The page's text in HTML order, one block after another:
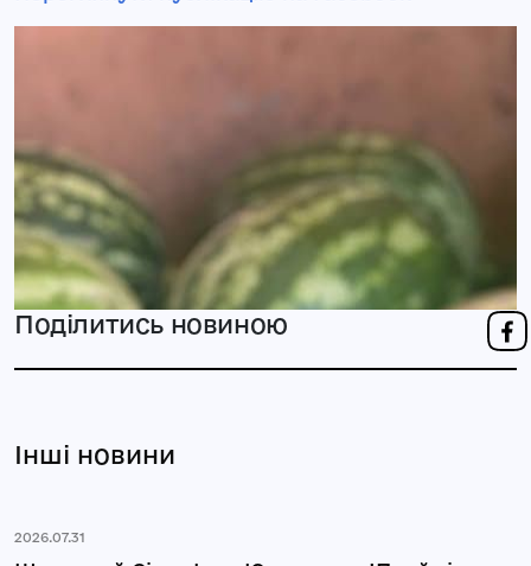
Поділитись новиною
Інші новини
2026.07.31